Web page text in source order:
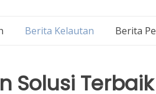
Berita Kelautan Berita
Solusi